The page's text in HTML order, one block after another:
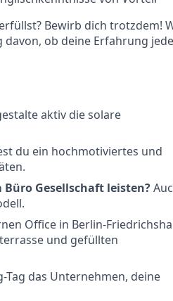
Bewirb dich trotzdem!
ob deine Erfahrung jede
aktiv die solare
du ein hochmotiviertes und
Gesellschaft leisten?
Office in Berlin-
und gefüllten
das Unternehmen, deine